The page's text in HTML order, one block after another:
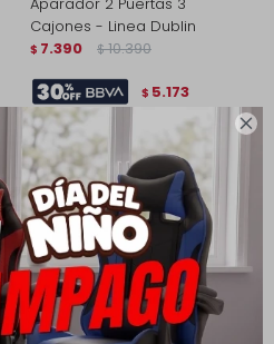

Cajones - Linea Dublin
$ 7.390 $ 10.390
$ 5.173
5.912